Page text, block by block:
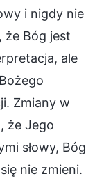
i nigdy nie
że Bóg jest
ale
Zmiany w
że Jego
słowy, Bóg
nie zmieni.